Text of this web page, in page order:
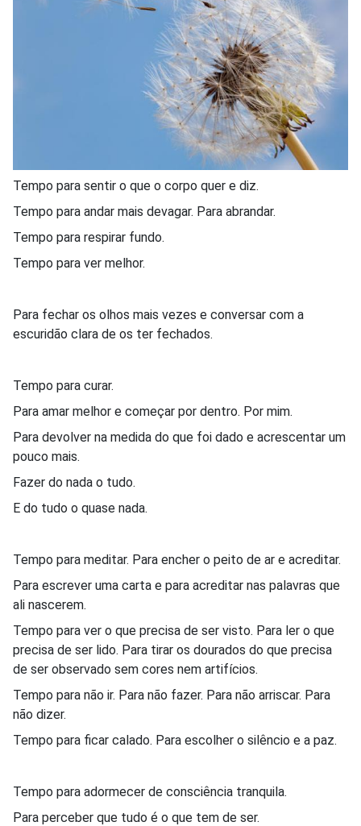
Tempo para sentir o que o corpo quer e diz.
Tempo para andar mais devagar. Para abrandar.
Tempo para respirar fundo.
Tempo para ver melhor.
Para fechar os olhos mais vezes e conversar com a
escuridão clara de os ter fechados.
Tempo para curar.
Para amar melhor e começar por dentro. Por mim.
Para devolver na medida do que foi dado e acrescentar um
pouco mais.
Fazer do nada o tudo.
E do tudo o quase nada.
Tempo para meditar. Para encher o peito de ar e acreditar.
Para escrever uma carta e para acreditar nas palavras que
ali nascerem.
Tempo para ver o que precisa de ser visto. Para ler o que
precisa de ser lido. Para tirar os dourados do que precisa
de ser observado sem cores nem artifícios.
Tempo para não ir. Para não fazer. Para não arriscar. Para
não dizer.
Tempo para ficar calado. Para escolher o silêncio e a paz.
Tempo para adormecer de consciência tranquila.
Para perceber que tudo é o que tem de ser.